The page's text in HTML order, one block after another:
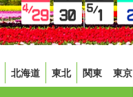
北海道 東北 関東 東京